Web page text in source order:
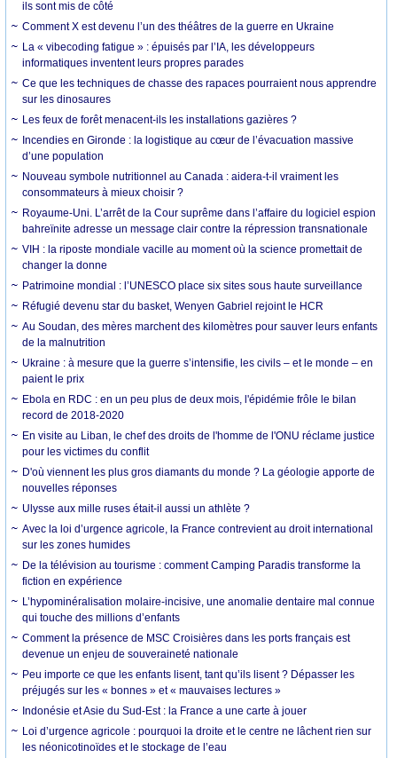
ils sont mis de côté
Comment X est devenu l’un des théâtres de la guerre en Ukraine
La « vibecoding fatigue » : épuisés par l’IA, les développeurs
informatiques inventent leurs propres parades
Ce que les techniques de chasse des rapaces pourraient nous apprendre
sur les dinosaures
Les feux de forêt menacent-ils les installations gazières ?
Incendies en Gironde : la logistique au cœur de l’évacuation massive
d’une population
Nouveau symbole nutritionnel au Canada : aidera-t-il vraiment les
consommateurs à mieux choisir ?
Royaume-Uni. L’arrêt de la Cour suprême dans l’affaire du logiciel espion
bahreïnite adresse un message clair contre la répression transnationale
VIH : la riposte mondiale vacille au moment où la science promettait de
changer la donne
Patrimoine mondial : l’UNESCO place six sites sous haute surveillance
Réfugié devenu star du basket, Wenyen Gabriel rejoint le HCR
Au Soudan, des mères marchent des kilomètres pour sauver leurs enfants
de la malnutrition
Ukraine : à mesure que la guerre s’intensifie, les civils – et le monde – en
paient le prix
Ebola en RDC : en un peu plus de deux mois, l'épidémie frôle le bilan
record de 2018-2020
En visite au Liban, le chef des droits de l'homme de l'ONU réclame justice
pour les victimes du conflit
D'où viennent les plus gros diamants du monde ? La géologie apporte de
nouvelles réponses
Ulysse aux mille ruses était-il aussi un athlète ?
Avec la loi d’urgence agricole, la France contrevient au droit international
sur les zones humides
De la télévision au tourisme : comment Camping Paradis transforme la
fiction en expérience
L’hypominéralisation molaire-incisive, une anomalie dentaire mal connue
qui touche des millions d’enfants
Comment la présence de MSC Croisières dans les ports français est
devenue un enjeu de souveraineté nationale
Peu importe ce que les enfants lisent, tant qu’ils lisent ? Dépasser les
préjugés sur les « bonnes » et « mauvaises lectures »
Indonésie et Asie du Sud-Est : la France a une carte à jouer
Loi d’urgence agricole : pourquoi la droite et le centre ne lâchent rien sur
les néonicotinoïdes et le stockage de l’eau